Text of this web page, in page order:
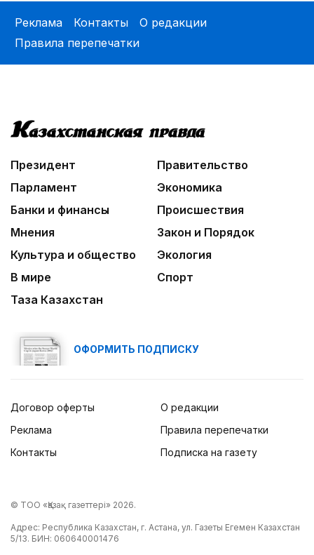
Реклама Контакты
О редакции
Правила перепечатки
Президент
Правительство
Парламент
Экономика
Банки и финансы
Происшествия
Мнения
Закон и Порядок
Культура и общество
Экология
В мире
Спорт
Таза Казахстан
ОФОРМИТЬ ПОДПИСКУ
Договор оферты
Реклама
Контакты
О редакции
Правила перепечатки
Подписка на газету
© ТОО «Қазақ газеттері» 2026.
Адрес: Республика Казахстан, г. Астана, ул. Газеты Егемен Казахстан
5/13. БИН: 060640001476